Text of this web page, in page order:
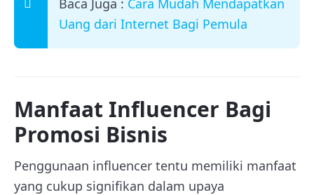
Uang dari Internet Bagi Pemula
Manfaat Influencer Bagi
Promosi Bisnis
Penggunaan influencer tentu memiliki manfaat
yang cukup signifikan dalam upaya